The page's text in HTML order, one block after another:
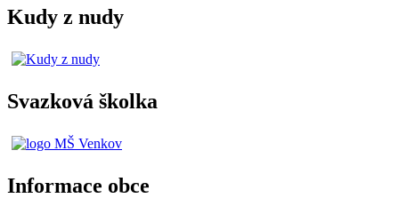
Kudy z nudy
Svazková školka
Informace obce